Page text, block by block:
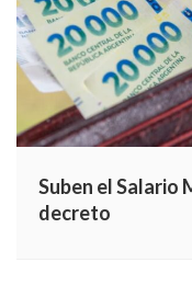
Suben el Salario
decreto